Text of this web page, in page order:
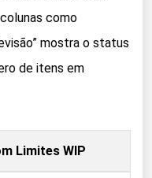
como
mostra o status
de itens em
Limites WIP